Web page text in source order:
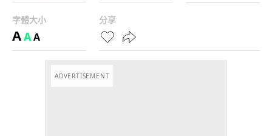
字體大小
AAA
分享
ADVERTISEMENT